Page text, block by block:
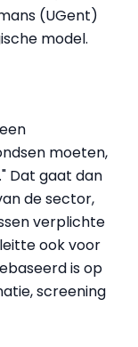
(UGent)
model.
moeten,
Dat gaat dan
de sector,
verplichte
ook voor
is op
screening